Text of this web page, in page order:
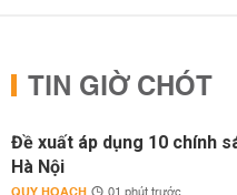
TIN GIỜ CHÓT
Đề xuất áp dụng 10 chính
Hà Nội